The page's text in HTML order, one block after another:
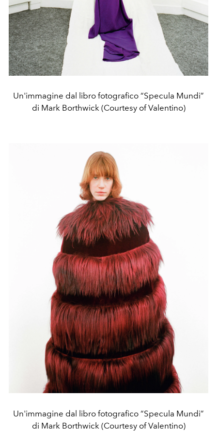
Un'immagine dal libro fotografico “Specula Mundi”
di Mark Borthwick (Courtesy of Valentino)
Un'immagine dal libro fotografico “Specula Mundi”
di Mark Borthwick (Courtesy of Valentino)